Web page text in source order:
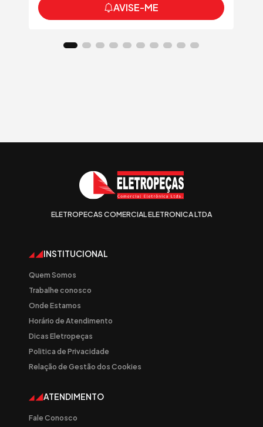
AVISE-ME
ELETROPECAS COMERCIAL ELETRONICA LTDA
INSTITUCIONAL
Quem Somos
Trabalhe conosco
Onde Estamos
Horário de Atendimento
Dicas Eletropeças
Politica de Privacidade
Relação de Gestão dos Cookies
ATENDIMENTO
Fale Conosco